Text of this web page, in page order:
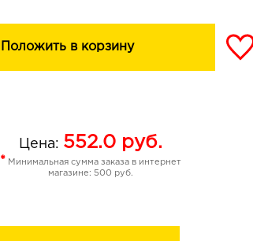
Положить в корзину
Цена: 552.0 руб.
* Минимальная сумма заказа в интернет
магазине: 500 руб.